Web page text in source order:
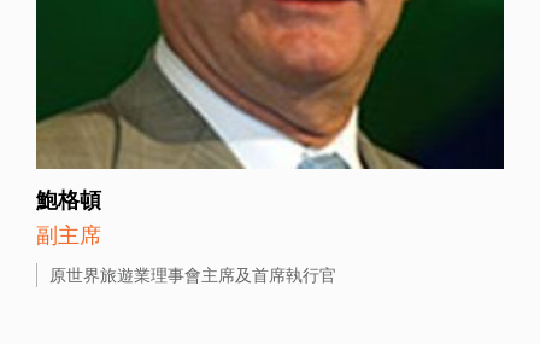
鮑格頓
副主席
原世界旅遊業理事會主席及首席執行官